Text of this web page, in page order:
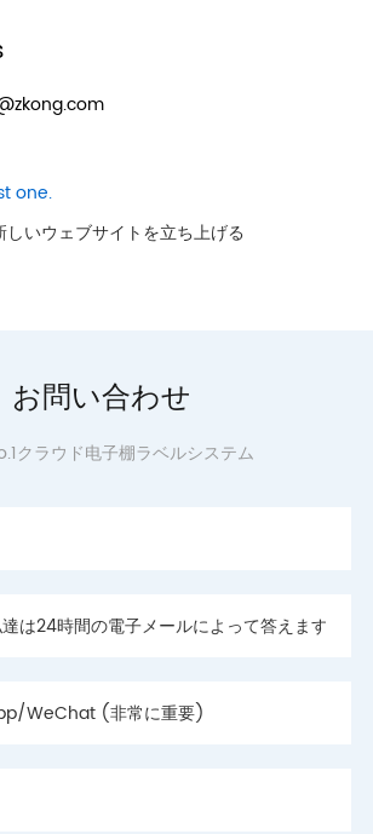
one.
しいウェブサイトを立ち上げる
お問い合わせ
クラウド电子棚ラベルシステム